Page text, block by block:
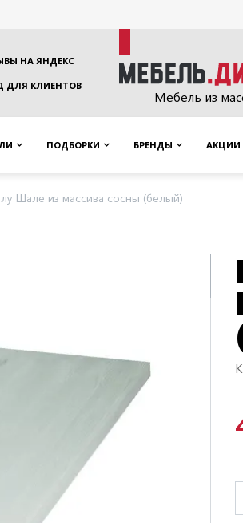
Мебель из
НА ЯНДЕКС
ДЛЯ КЛИЕНТОВ
ПОДБОРКИ БРЕНДЫ АКЦИИ
Шале из массива сосны (белый)